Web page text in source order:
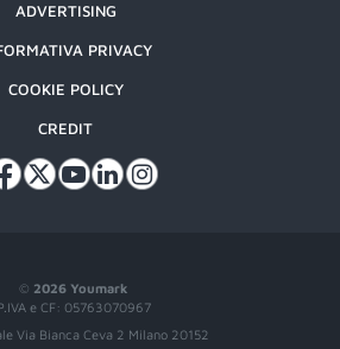
© 2026 Youmark
e CF: 05763070967
Via Bianca Ceva 2 Milano 20152
ADVERTISING
PRIVACY
COOKIE POLICY
CREDIT